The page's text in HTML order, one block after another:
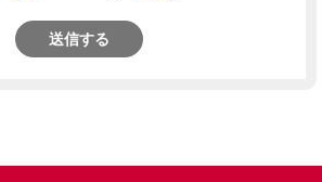
送信する